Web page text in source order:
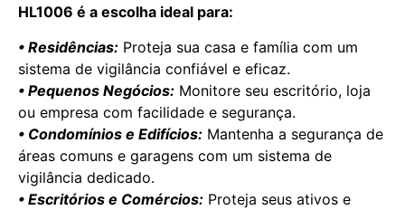
HL1006 é a escolha ideal para:
• Residências: Proteja sua casa e família com um
sistema de vigilância confiável e eficaz.
• Pequenos Negócios: Monitore seu escritório, loja
ou empresa com facilidade e segurança.
• Condomínios e Edifícios: Mantenha a segurança de
áreas comuns e garagens com um sistema de
vigilância dedicado.
• Escritórios e Comércios: Proteja seus ativos e